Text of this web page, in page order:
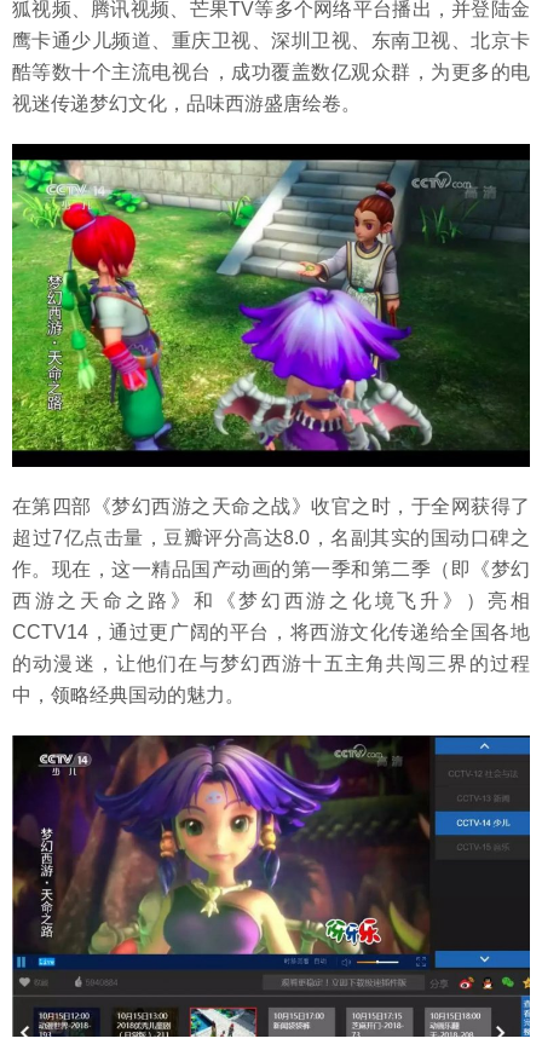
狐视频、腾讯视频、芒果TV等多个网络平台播出，并登陆金
鹰卡通少儿频道、重庆卫视、深圳卫视、东南卫视、北京卡
酷等数十个主流电视台，成功覆盖数亿观众群，为更多的电
视迷传递梦幻文化，品味西游盛唐绘卷。
在第四部《梦幻西游之天命之战》收官之时，于全网获得了
超过7亿点击量，豆瓣评分高达8.0，名副其实的国动口碑之
作。现在，这一精品国产动画的第一季和第二季（即《梦幻
西游之天命之路》和《梦幻西游之化境飞升》）亮相
CCTV14，通过更广阔的平台，将西游文化传递给全国各地
的动漫迷，让他们在与梦幻西游十五主角共闯三界的过程
中，领略经典国动的魅力。